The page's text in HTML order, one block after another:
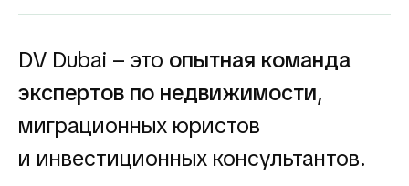
доходность для инвесторов как от
аренды.
строящуюся
недвижимость
Оплата за объект поступает на эскроу-счёт.
Застройщик сможет получить с него деньги
DV Dubai – это опытная команда
экспертов по недвижимости,
миграционных юристов
и инвестиционных консультантов.